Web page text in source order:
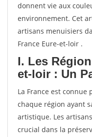
donnent vie aux
environnement. Cet
artisans menuisiers
France Eure-et-loir .
I. Les
et-loir : Un
La France est connue
chaque région ayant
artistique. Les
crucial dans la